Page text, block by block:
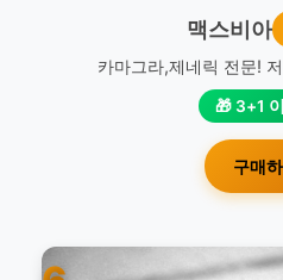
맥스비아
카마그라,제네릭 전문!
🎁 3+1
구매